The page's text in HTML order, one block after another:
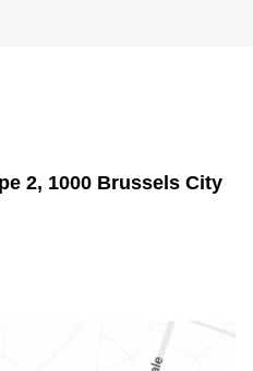
2, 1000 Brussels City